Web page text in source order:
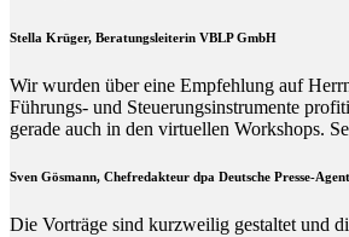
Stella Krüger, Beratungsleiterin VBLP GmbH
Wir wurden über eine Empfehlung auf
Führungs- und Steuerungsinstrumente
gerade auch in den virtuellen Workshops.
Sven Gösmann, Chefredakteur dpa Deutsche Presse-
Die Vorträge sind kurzweilig gestaltet und